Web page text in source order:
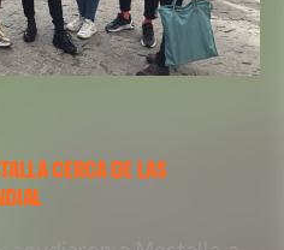
CERCA DE LAS